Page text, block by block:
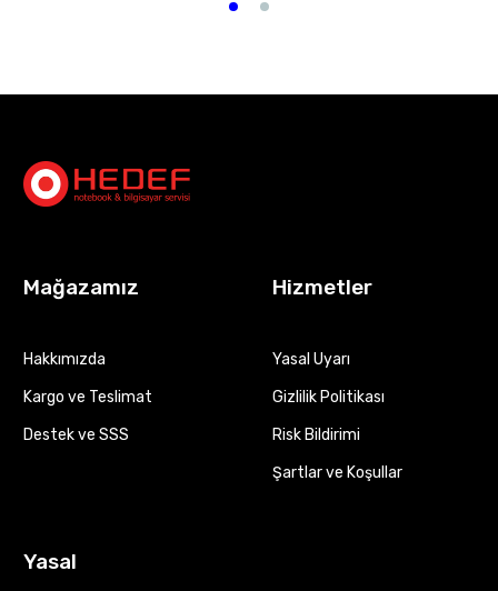
Mağazamız
Hakkımızda
Kargo ve Teslimat
Destek ve SSS
Hizmetler
Yasal Uyarı
Gizlilik Politikası
Risk Bildirimi
Şartlar ve Koşullar
Yasal